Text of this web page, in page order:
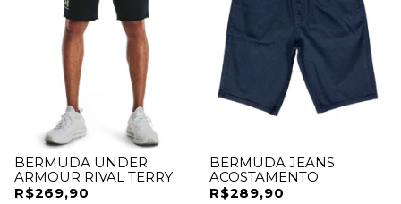
BERMUDA UNDER
ARMOUR RIVAL TERRY
R$269,90
BERMUDA JEANS
ACOSTAMENTO
R$289,90